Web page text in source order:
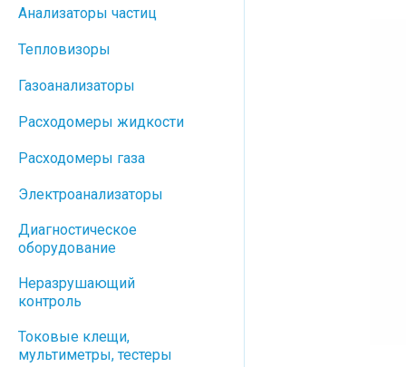
Анализаторы частиц
Тепловизоры
Газоанализаторы
Расходомеры жидкости
Расходомеры газа
Электроанализаторы
Диагностическое
оборудование
Неразрушающий
контроль
Токовые клещи,
мультиметры, тестеры